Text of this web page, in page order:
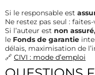
Si le responsable est
Ne restez pas seul :
Si l’auteur est non
le Fonds de garantie
délais, maximisation de
🔗 CIVI : mode d’emploi